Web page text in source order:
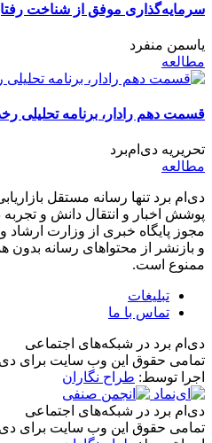
سرمایه‌گذاری موفق از شناخت
یاسمن منفرد
مطالعه
قسمت دهم رادار، برنامه تحلیلی
تحریریه دی‌ام‌برد
مطالعه
دی‌ام برد تنها رسانه مستقل
پوشش اخبار و انتقال دانش و تجربه
مجوز پایگاه خبری از وزارت ارشاد
و بازنشر از محتواهای رسانه بدون
ممنوع است.
تبلیغات
تماس با ما
دی‌ام برد در شبکه‌های اجتماعی
تمامی حقوق این وب سایت برای
اجرا توسط: طراح نگاران
دی‌ام برد در شبکه‌های اجتماعی
تمامی حقوق این وب سایت برای